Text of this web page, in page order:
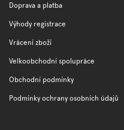
Doprava a platba
Výhody registrace
Vrácení zboží
Velkoobchodní spolupráce
Obchodní podmínky
Podmínky ochrany osobních údajů